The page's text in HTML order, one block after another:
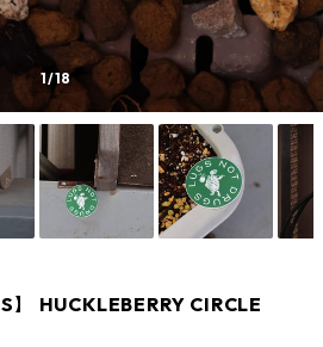
1/18
】 HUCKLEBERRY CIRCLE